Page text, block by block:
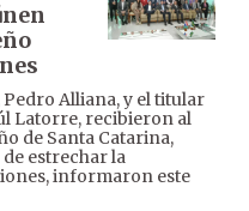
Alliana, y el titular
Latorre, recibieron al
de Santa Catarina,
estrechar la
informaron este